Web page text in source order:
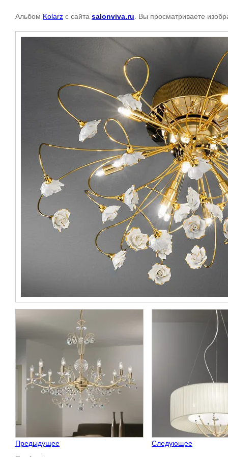
Альбом Kolarz с сайта salonviva.ru . Вы просматриваете
Предыдущее
Следующее